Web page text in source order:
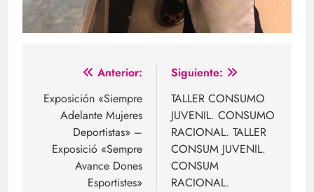
Navegación
de
entradas
Anterior:
Exposición «Siempre
Adelante Mujeres
Deportistas» –
Exposició «Sempre
Avance Dones
Esportistes»
Siguiente:
TALLER CONSUMO
JUVENIL. CONSUMO
RACIONAL. TALLER
CONSUM JUVENIL.
CONSUM
RACIONAL.